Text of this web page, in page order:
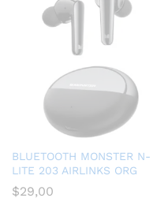
BLUETOOTH MONSTER N-
LITE 203 AIRLINKS ORG
$29,00